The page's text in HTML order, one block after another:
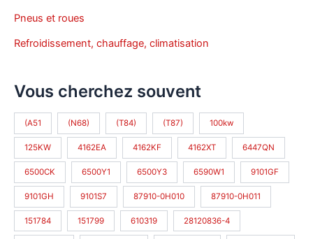
Pneus et roues
Refroidissement, chauffage, climatisation
Vous cherchez souvent
(A51 (N68) (T84) (T87) 100kw
125KW 4162EA 4162KF 4162XT 6447QN
6500CK 6500Y1 6500Y3 6590W1 9101GF
9101GH 9101S7 87910-0H010 87910-0H011
151784 151799 610319 28120836-4